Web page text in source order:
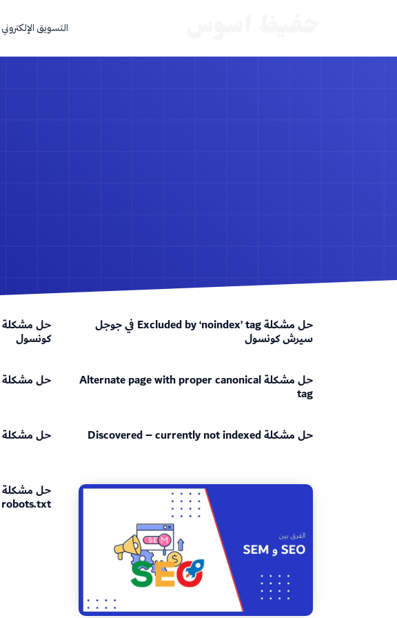
التسويق الإلكتروني
حل مشكلة Excluded by ‘noindex’ tag في جوجل
سيرش كونسول كونسول
حل مشكلة Alternate page with proper canonical
tag
حل مشكلة Soft 404 في جوجل سيرش كونسول
حل مشكلة Discovered – currently not indexed حل مشكلة Blocked due to other 4xx issue
robots.txt